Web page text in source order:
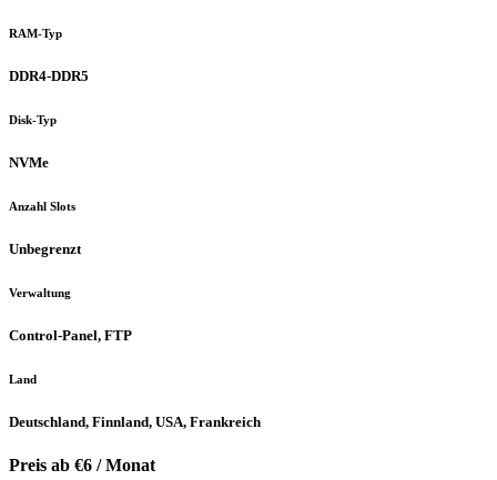
RAM-Typ
DDR4-DDR5
Disk-Typ
NVMe
Anzahl Slots
Unbegrenzt
Verwaltung
Control-Panel, FTP
Land
Deutschland, Finnland, USA, Frankreich
Preis ab €6 / Monat